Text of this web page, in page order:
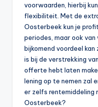
voorwaarden, hierbij
flexibiliteit. Met de
Oosterbeek kun je
periodes, maar ook van
bijkomend voordeel
is bij de verstrekking
offerte hebt laten
lening op te nemen zal
er zelfs rentemiddeling
Oosterbeek?